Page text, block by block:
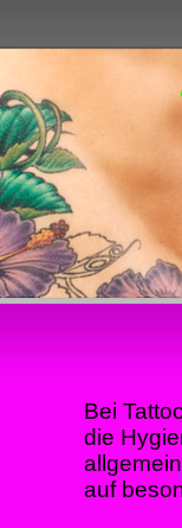
Bei
die
auf